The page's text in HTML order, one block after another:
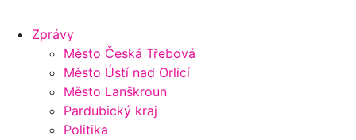
Zprávy
Město Česká Třebová
Město Ústí nad Orlicí
Město Lanškroun
Pardubický kraj
Politika